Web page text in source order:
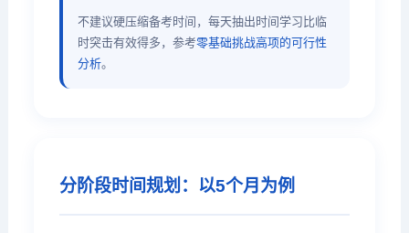
不建议硬压缩备考时间，每天抽出时间学习比临
时突击有效得多，参考零基础挑战高项的可行性
分析。
分阶段时间规划：以5个月为例